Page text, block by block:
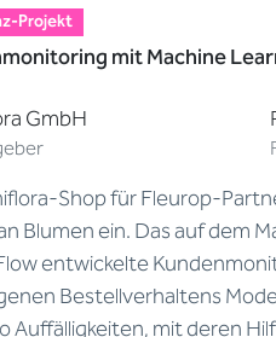
Projekt
mit Machine
GmbH
Shop für Fleurop-
Blumen ein. Das auf dem
entwickelte
Bestellverhaltens
Auffälligkeiten, mit deren